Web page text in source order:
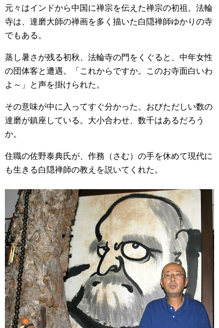
元々はインドから中国に禅宗を伝えた禅宗の初祖。法輪
寺は、達磨大師の禅画を多く描いた白隠禅師ゆかりの寺
でもある。
蒸し暑さが残る初秋、法輪寺の門をくぐると、中年女性
の団体客と遭遇。「これからですか。このお寺面白いわ
よ～」と声を掛けられた。
その意味が中に入ってすぐ分かった。おびただしい数の
達磨が鎮座している。大小合わせ、数千はあるだろう
か。
住職の佐野泰典氏が、作務（さむ）の手を休めて現代に
も生きる白隠禅師の教えを説いてくれた。